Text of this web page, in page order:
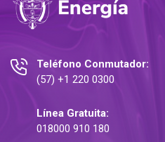
Teléfono Conmutador:
(57) +1 220 0300
Línea Gratuita:
018000 910 180